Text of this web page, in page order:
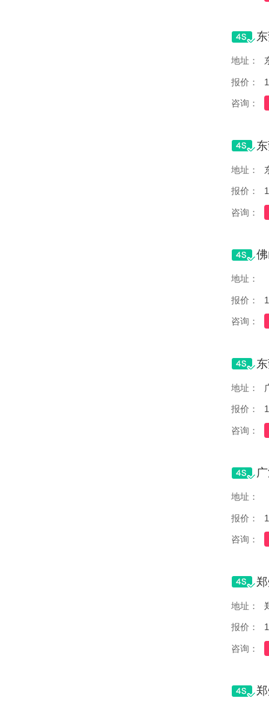
地址：
报价：
咨询：
地址：
报价：
咨询：
地址：
报价：
咨询：
地址：
报价：
咨询：
地址：
报价：
咨询：
地址：
报价：
咨询：